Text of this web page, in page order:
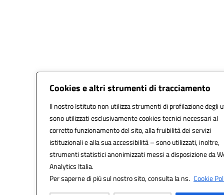
Cookies e altri strumenti di tracciamento
Il nostro Istituto non utilizza strumenti di profilazione degli
sono utilizzati esclusivamente cookies tecnici necessari al
corretto funzionamento del sito, alla fruibilità dei servizi
istituzionali e alla sua accessibilità – sono utilizzati, inoltre,
strumenti statistici anonimizzati messi a disposizione da
Analytics Italia.
Per saperne di più sul nostro sito, consulta la ns. Cookie